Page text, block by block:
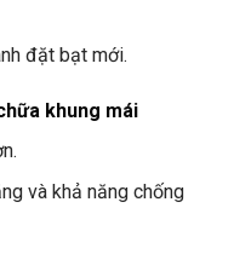
đặt bạt mới.
khung mái
và khả năng chống